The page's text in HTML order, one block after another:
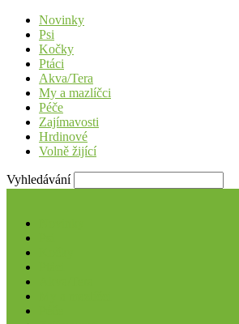
Novinky
Psi
Kočky
Ptáci
Akva/Tera
My a mazlíčci
Péče
Zajímavosti
Hrdinové
Volně žijící
Vyhledávání